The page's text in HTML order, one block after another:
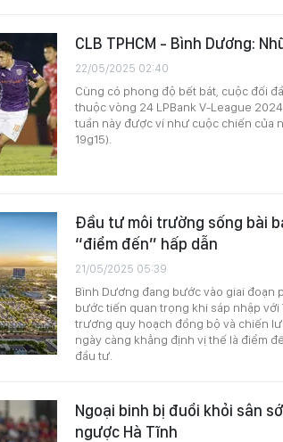
CLB TPHCM - Bình Dương:
22/05/2025 02:40
Cùng có phong độ bết bát, cuộc đối
thuộc vòng 24 LPBank V-League
tuần này được ví như cuộc chiến của
19g15).
Đầu tư môi trường sống bài
“điểm đến” hấp dẫn
21/05/2025 05:39
Bình Dương đang bước vào giai đoạn
bước tiến quan trọng khi sáp nhập với
trương quy hoạch đồng bộ và chiến
ngày càng khẳng định vị thế là điểm
đầu tư.
Ngoại binh bị đuổi khỏi sân
ngược Hà Tĩnh